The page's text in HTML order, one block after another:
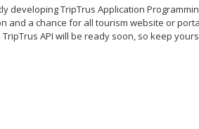
developing TripTrus Application
and a chance for all tourism website or
API will be ready soon, so keep